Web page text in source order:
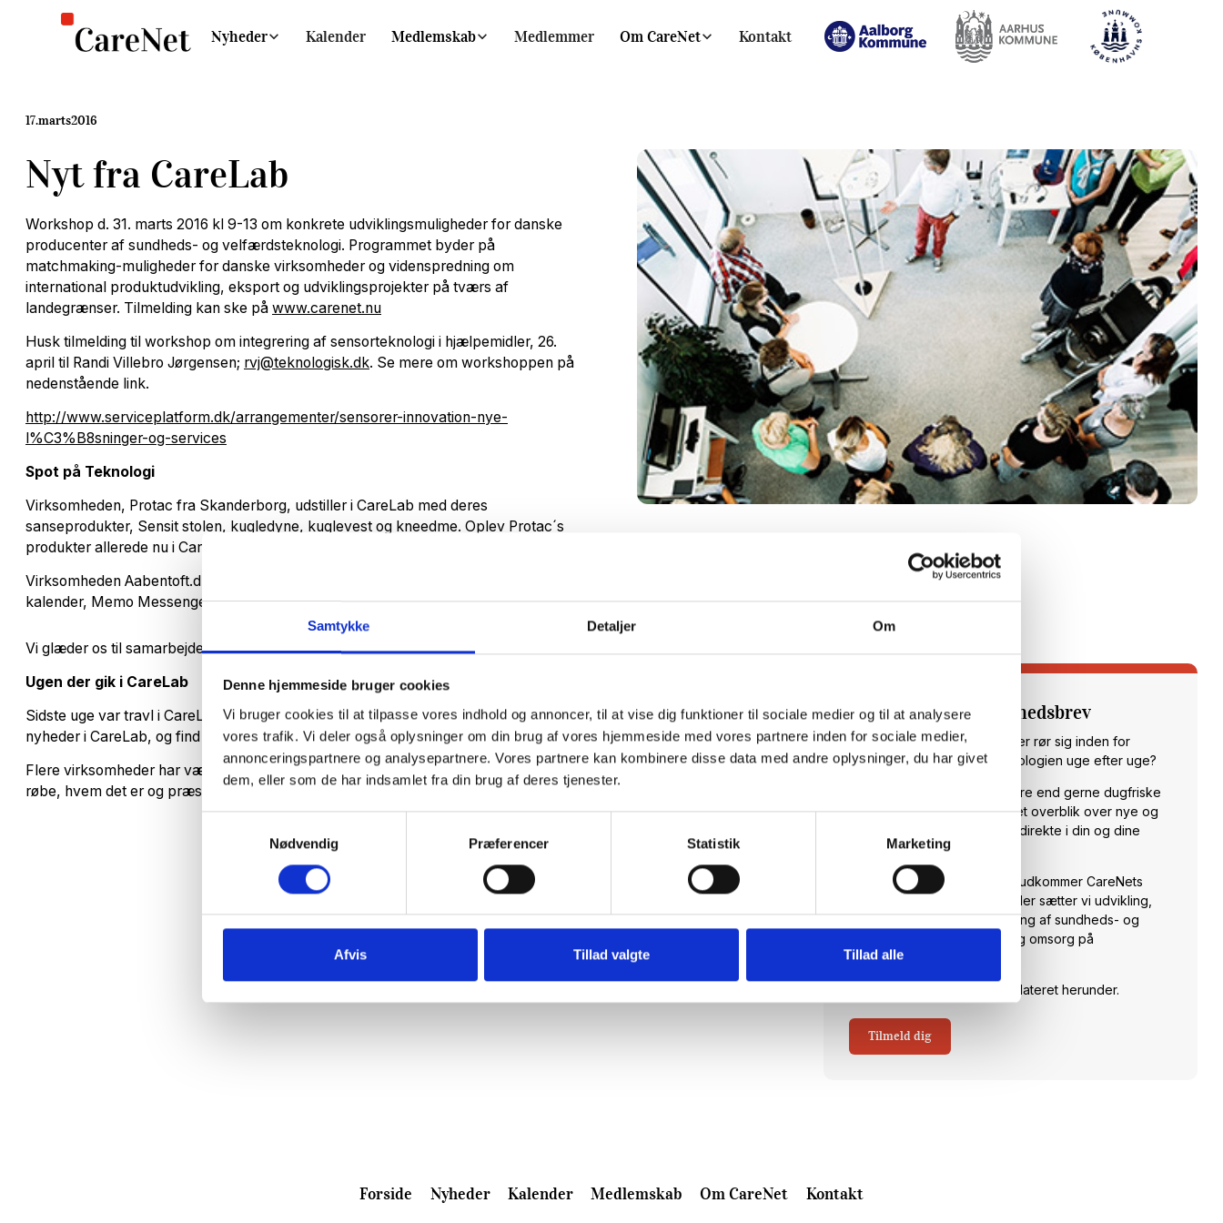
Samtykke Detaljer Om
Denne hjemmeside bruger cookies
Vi bruger cookies til at tilpasse vores indhold og annoncer, til at vise dig funktioner til sociale medier og til at analysere
vores trafik. Vi deler også oplysninger om din brug af vores hjemmeside med vores partnere inden for sociale medier,
annonceringspartnere og analysepartnere. Vores partnere kan kombinere disse data med andre oplysninger, du har givet
dem, eller som de har indsamlet fra din brug af deres tjenester.
Nødvendig
Præferencer Statistik Marketing
Afvis Tillad valgte Tillad alle
Nyheder Kalender Medlemskab Medlemmer Om CareNet Kontakt
17.marts2016
Nyt fra CareLab
Workshop d. 31. marts 2016 kl 9-13 om konkrete udviklingsmuligheder for danske
producenter af sundheds- og velfærdsteknologi. Programmet byder på
matchmaking-muligheder for danske virksomheder og videnspredning om
international produktudvikling, eksport og udviklingsprojekter på tværs af
landegrænser. Tilmelding kan ske på www.carenet.nu
Husk tilmelding til workshop om integrering af sensorteknologi i hjælpemidler, 26.
april til Randi Villebro Jørgensen; rvj@teknologisk.dk. Se mere om workshoppen på
nedenstående link.
http://www.serviceplatform.dk/arrangementer/sensorer-innovation-nye-
l%C3%B8sninger-og-services
Spot på Teknologi
Virksomheden, Protac fra Skanderborg, udstiller i CareLab med deres
sanseprodukter, Sensit stolen, kugledyne, kuglevest og kneedme. Oplev Protac´s
produkter allerede nu i CareLab.
Virksomheden Aabentoft.dk udstiller også nu i Carelab med produkterne Nat og dag-
kalender, Memo Messenger og Memo Planner.
Vi glæder os til samarbejdet i CareLab!
Ugen der gik i CareLab
Sidste uge var travl i CareLab. En ny spændende teknologi blev introduceret og installeret. Læs med i næste uges
nyheder i CareLab, og find ud af, hvilken virksomhed, der også har valgt at udstille i CareLab.
Flere virksomheder har været på besøg i CareLab med sigte på at udstille deres produkter. Vi glæder os til at
røbe, hvem det er og præsenterer deres produkter inden længe.
Tilmeld dig vores nyhedsbrev
Vil du opdateres på, hvad der rør sig inden for
sundheds- og velfærdsteknologien uge efter uge?
Hos CareNet leverer vi hellere end gerne dugfriske
nyheder fra branchen samt et overblik over nye og
spændende arrangementer direkte i din og dine
kollegaers indbakke.
Hver torsdag klokken 14:00 udkommer CareNets
fagligt stærke nyhedsbrev. Her sætter vi udvikling,
anvendelse og implementering af sundheds- og
velfærdsteknologi til pleje og omsorg på
dagsordenen.
Skriv dig op og hold dig opdateret herunder.
Tilmeld dig
Forside Nyheder Kalender Medlemskab Om CareNet Kontakt